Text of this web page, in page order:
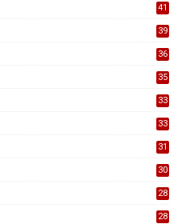
41
39
36
35
33
33
31
30
28
28